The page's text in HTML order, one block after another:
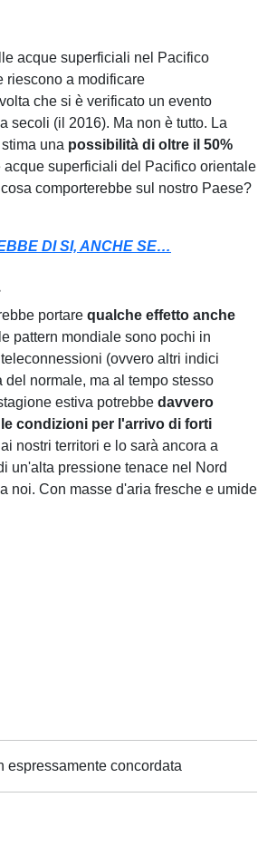
acque superficiali nel Pacifico
riescono a modificare
che si è verificato un evento
secoli (il 2016). Ma non è tutto. La
una possibilità di oltre il 50%
superficiali del Pacifico orientale
cosa comporterebbe sul nostro Paese?
DI SI, ANCHE SE…
portare qualche effetto anche
pattern mondiale sono pochi in
(ovvero altri indici
normale, ma al tempo stesso
estiva potrebbe davvero
condizioni per l'arrivo di forti
nostri territori e lo sarà ancora a
un'alta pressione tenace nel Nord
noi. Con masse d'aria fresche e umide
concordata